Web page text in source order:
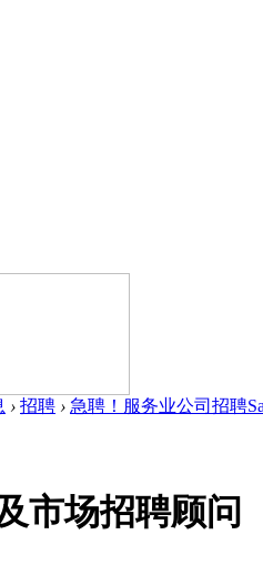
› 招聘 › 急聘！服务业公司招聘
市场招聘顾问